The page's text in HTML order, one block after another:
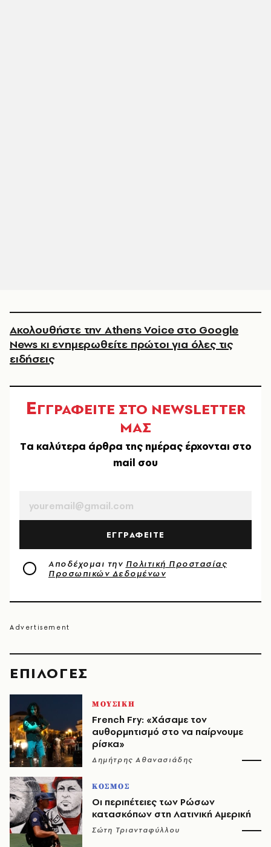
EΠΙΛΟΓΈΣ
ΜΟΥΣΙΚΗ
French Fry: «Χάσαμε τον
αυθορμητισμό στο να παίρνουμε
ρίσκα»
Δημήτρης Αθανασιάδης
ΚΟΣΜΟΣ
Οι περιπέτειες των Ρώσων
κατασκόπων στη Λατινική Αμερική
Σώτη Τριανταφύλλου
Ακολουθήστε την Athens Voice στο Google
News κι ενημερωθείτε πρώτοι για όλες τις
ειδήσεις
ΕΓΓΡΑΦΕΙΤΕ ΣΤΟ NEWSLETTER
ΜΑΣ
Tα καλύτερα άρθρα της ημέρας έρχονται στο
mail σου
ΕΓΓΡΑΦΕΙΤΕ
Αποδέχομαι την Πολιτική Προστασίας
Προσωπικών Δεδομένων